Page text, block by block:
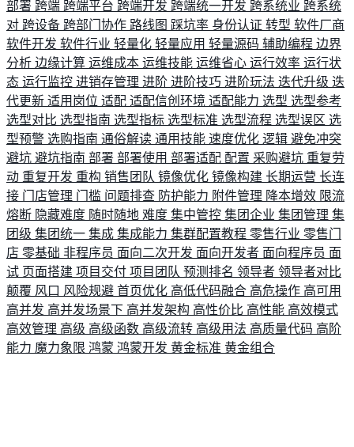
部署 跨端 跨端平台 跨端开发 跨端统一开发 跨系统业 跨系统
对 跨设备 跨部门协作 路线图 踩坑率 身份认证 转型 软件厂商
软件开发 软件行业 轻量化 轻量应用 轻量源码 辅助编程 边界
分析 边缘计算 运维成本 运维技能 运维省心 运行效率 运行状
态 运行监控 进销存管理 进阶 进阶技巧 进阶玩法 迭代升级 迭
代更新 适用岗位 适配 适配信创环境 适配能力 选型 选型参考
选型对比 选型指南 选型指标 选型标准 选型流程 选型误区 选
型预警 选购指南 通俗解读 通用技能 速度优化 逻辑 避免冲突
避坑 避坑指南 部署 部署使用 部署适配 配置 采购避坑 重复劳
动 重复开发 重构 销售团队 镜像优化 镜像构建 长期运营 长连
接 门店管理 门槛 问题排查 防护能力 附件管理 降本增效 限流
熔断 隐藏难度 随时随地 难度 集中管控 集团企业 集团管理 集
团级 集团统一 集成 集成能力 集群配置教程 零售行业 零售门
店 零基础 非程序员 面向二次开发 面向开发者 面向程序员 面
试 页面搭建 项目交付 项目团队 预测排名 领导者 领导者对比
颠覆 风口 风险规避 首页优化 高低代码融合 高危操作 高可用
高并发 高并发场景下 高并发架构 高性价比 高性能 高效模式
高效管理 高级 高级函数 高级流转 高级用法 高质量代码 高阶
能力 魔力象限 鸿蒙 鸿蒙开发 黄金标准 黄金组合